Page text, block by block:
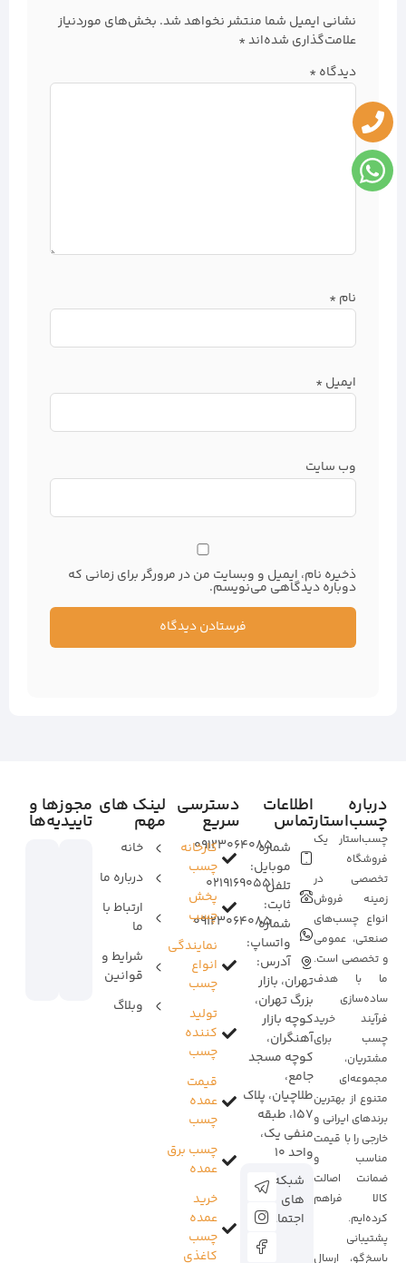
نشانی ایمیل شما منتشر نخواهد شد. بخش‌های موردنیاز
علامت‌گذاری شده‌اند*
دیدگاه *
نام *
ایمیل *
وب‌ سایت
ذخیره نام، ایمیل و وبسایت من در مرورگر برای زمانی که
دوباره دیدگاهی می‌نویسم.
درباره
چسب‌استار
چسب‌استار یک
فروشگاه
تخصصی در
زمینه فروش
انواع چسب‌های
صنعتی، عمومی
و تخصصی است.
ما با هدف
ساده‌سازی
فرآیند خرید
چسب برای
مشتریان،
مجموعه‌ای
متنوع از بهترین
برندهای ایرانی و
خارجی را با قیمت
مناسب و
ضمانت اصالت
کالا فراهم
کرده‌ایم.
پشتیبانی
پاسخ‌گو، ارسال
اطلاعات
تماس
شماره
موبایل:
09123064085
تلفن
ثابت:
02191690551
شماره
واتساپ:
09123064085
آدرس:
تهران، بازار
بزرگ تهران،
کوچه بازار
آهنگران،
کوچه مسجد
جامع،
طلاچیان، پلاک
157، طبقه
منفی یک،
واحد 10
شبکه
های
اجتماعی:
دسترسی
سریع
کارخانه
چسب
پخش
چسب
نمایندگی
انواع
چسب
تولید
کننده
چسب
قیمت
عمده
چسب
چسب برق
عمده
خرید
عمده
چسب
کاغذی
لینک های
مهم
خانه
درباره ما
ارتباط با
ما
شرایط و
قوانین
وبلاگ
مجوزها و
تاییدیه‌ها